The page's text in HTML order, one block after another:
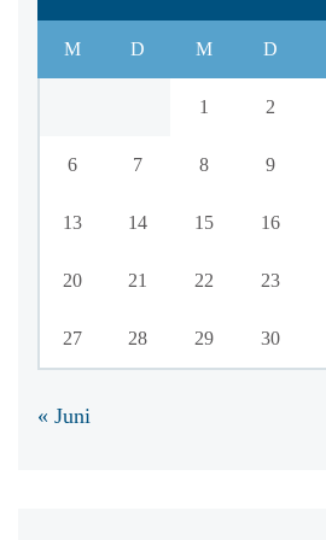
M D M D
1 2
6 7 8 9
13 14 15 16
20 21 22 23
27 28 29 30
« Juni